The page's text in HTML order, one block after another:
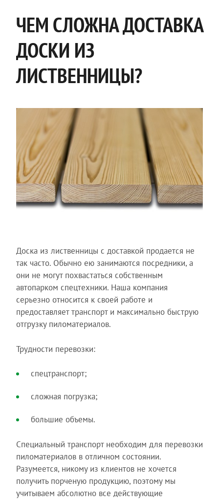
ЧЕМ СЛОЖНА ДОСТАВКА
ДОСКИ ИЗ
ЛИСТВЕННИЦЫ?
Доска из лиственницы с доставкой продается не
так часто. Обычно ею занимаются посредники, а
они не могут похвастаться собственным
автопарком спецтехники. Наша компания
серьезно относится к своей работе и
предоставляет транспорт и максимально быструю
отгрузку пиломатериалов.
Трудности перевозки:
спецтранспорт;
сложная погрузка;
большие объемы.
Специальный транспорт необходим для перевозки
пиломатериалов в отличном состоянии.
Разумеется, никому из клиентов не хочется
получить порченую продукцию, поэтому мы
учитываем абсолютно все действующие